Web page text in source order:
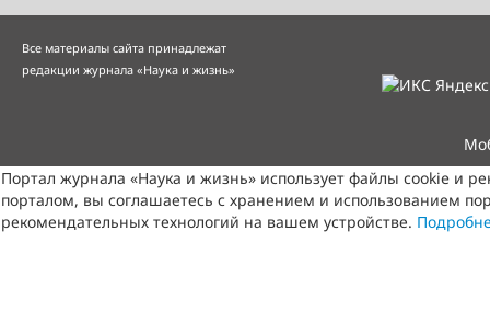
Все материалы сайта принадлежат
редакции журнала «Наука и жизнь»
Портал журнала «Наука и жизнь» использует файлы cookie и
порталом, вы соглашаетесь с хранением и использованием
рекомендательных технологий на вашем устройстве.